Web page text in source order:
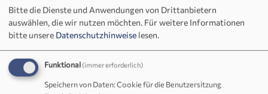
Bildrechte fundus medien
wir Sie zu den folgenden
Gottesdiensten ein:
Silvesterin die St. Johannis-
Kirche in Wirbenz (31.12., 18
Bitte die Dienste und Anwendungen von Drittanbietern
auswählen, die wir nutzen möchten. Für weitere Informationen
bitte unsere Datenschutzhinweise lesen.
Funktional(immer erforderlich)
Speichern von Daten: Cookie für die Benutzersitzung